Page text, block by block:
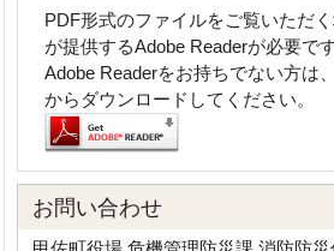
PDF形式のファイルをご覧いただ
が提供するAdobe Readerが必要です
Adobe Readerをお持ちでない方は
からダウンロードしてください。
お問い合わせ